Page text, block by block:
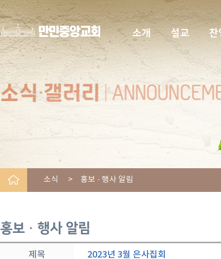
소개 설교 찬
소식 > 홍보 · 행사 알림
홍보 · 행사 알림
제목 2023년 3월 은사집회